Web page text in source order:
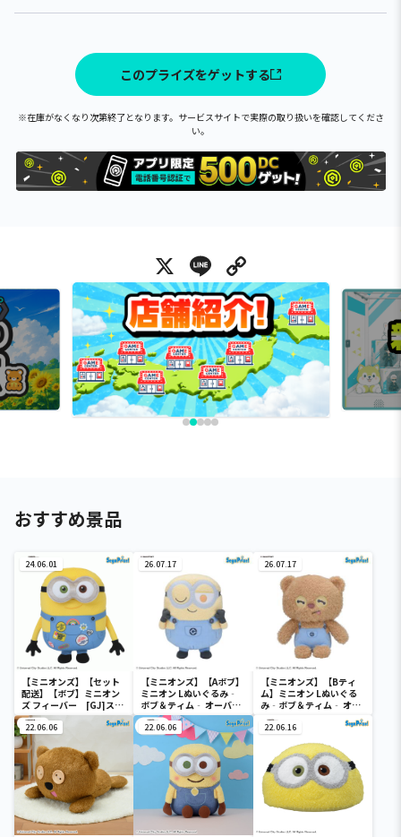
このプライズをゲットする
※在庫がなくなり次第終了となります。サービスサイトで実際の取り扱いを確認してくださ
い。
X Line
おすすめ景品
24.06.01
【ミニオンズ】【セット
配送】【ボブ】ミニオン
ズ フィーバー [GJ]スタ
イリッシュぬいぐるみ“ボ
ブ”
26.07.17
【ミニオンズ】【Aボブ】
ミニオン Lぬいぐるみ‐
ボブ＆ティム‐ オーバー
オール
26.07.17
【ミニオンズ】【Bティ
ム】ミニオン Lぬいぐる
み‐ボブ＆ティム‐ オー
バーオール
22.06.06 22.06.06 22.06.16